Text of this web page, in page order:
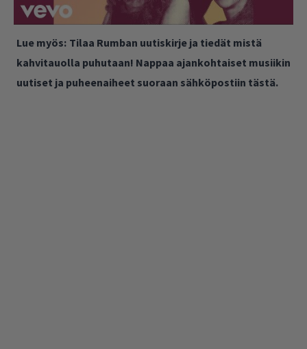
Lue myös: Tilaa Rumban uutiskirje ja tiedät mistä
kahvitauolla puhutaan! Nappaa ajankohtaiset musiikin
uutiset ja puheenaiheet suoraan sähköpostiin tästä.